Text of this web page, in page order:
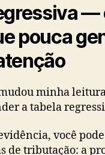
—
pouca
minha
a tabela
você
de tributação: a